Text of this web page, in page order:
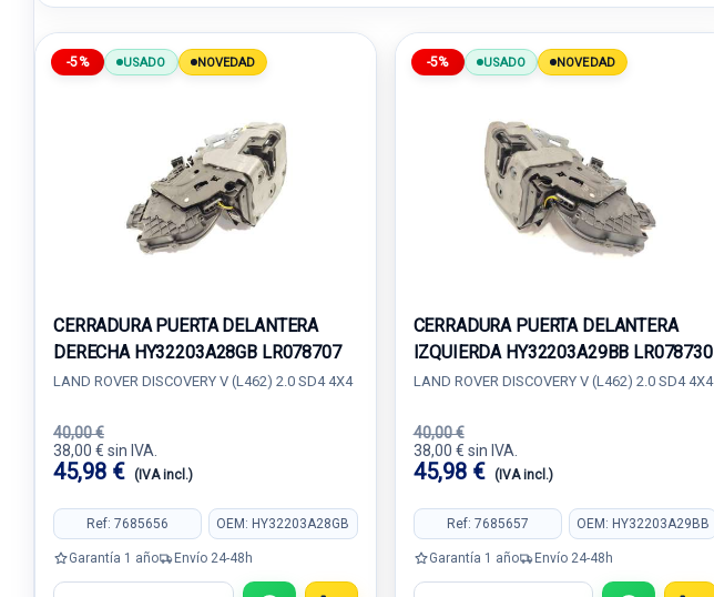
-5% USADO NOVEDAD
CERRADURA PUERTA DELANTERA
DERECHA HY32203A28GB LR078707
LAND ROVER DISCOVERY V (L462) 2.0 SD4 4X4
40,00 €
38,00 € sin IVA.
45,98 € (IVA incl.)
Ref: 7685656 OEM: HY32203A28GB
Garantía 1 año Envío 24-48h
-5% USADO NOVEDAD
CERRADURA PUERTA DELANTERA
IZQUIERDA HY32203A29BB LR078730
LAND ROVER DISCOVERY V (L462) 2.0 SD4 4X4
40,00 €
38,00 € sin IVA.
45,98 € (IVA incl.)
Ref: 7685657 OEM: HY32203A29BB
Garantía 1 año Envío 24-48h